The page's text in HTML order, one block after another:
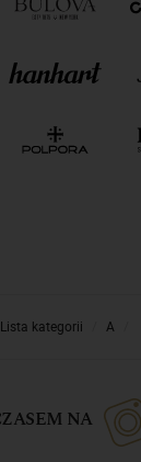
Lista kategorii A
NA